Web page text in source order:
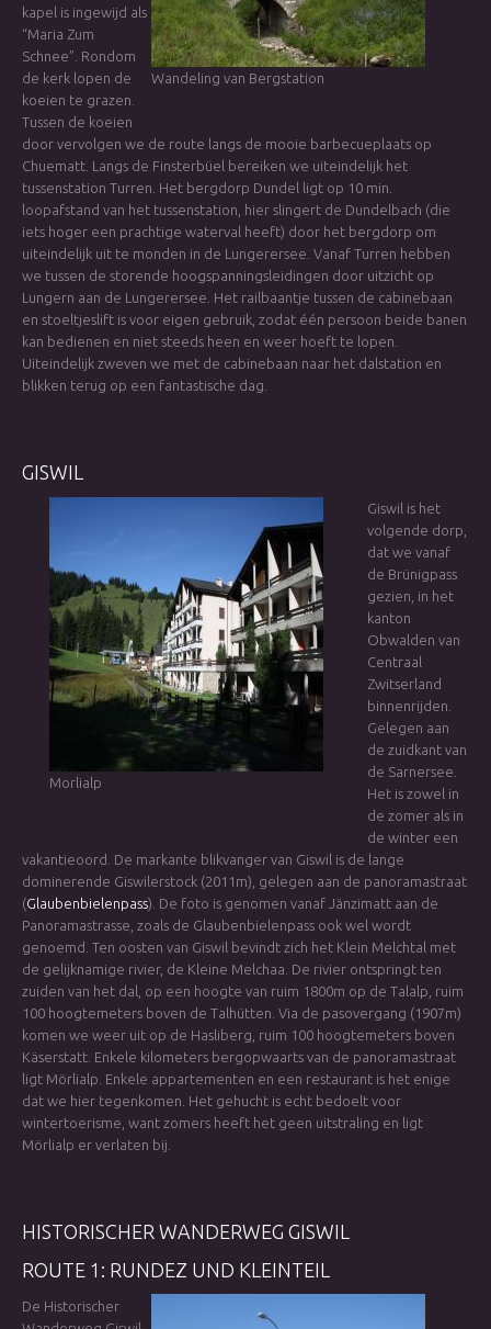
Wandeling van Bergstation
kapel is ingewijd als
“Maria Zum
Schnee”. Rondom
de kerk lopen de
koeien te grazen.
Tussen de koeien
door vervolgen we de route langs de mooie barbecueplaats op
Chuematt. Langs de Finsterbüel bereiken we uiteindelijk het
tussenstation Turren. Het bergdorp Dundel ligt op 10 min.
loopafstand van het tussenstation, hier slingert de Dundelbach (die
iets hoger een prachtige waterval heeft) door het bergdorp om
uiteindelijk uit te monden in de Lungerersee. Vanaf Turren hebben
we tussen de storende hoogspanningsleidingen door uitzicht op
Lungern aan de Lungerersee. Het railbaantje tussen de cabinebaan
en stoeltjeslift is voor eigen gebruik, zodat één persoon beide banen
kan bedienen en niet steeds heen en weer hoeft te lopen.
Uiteindelijk zweven we met de cabinebaan naar het dalstation en
blikken terug op een fantastische dag.
GISWIL
Morlialp
Giswil is het
volgende dorp,
dat we vanaf
de Brünigpass
gezien, in het
kanton
Obwalden van
Centraal
Zwitserland
binnenrijden.
Gelegen aan
de zuidkant van
de Sarnersee.
Het is zowel in
de zomer als in
de winter een
vakantieoord. De markante blikvanger van Giswil is de lange
dominerende Giswilerstock (2011m), gelegen aan de panoramastraat
(Glaubenbielenpass). De foto is genomen vanaf Jänzimatt aan de
Panoramastrasse, zoals de Glaubenbielenpass ook wel wordt
genoemd. Ten oosten van Giswil bevindt zich het Klein Melchtal met
de gelijknamige rivier, de Kleine Melchaa. De rivier ontspringt ten
zuiden van het dal, op een hoogte van ruim 1800m op de Talalp, ruim
100 hoogtemeters boven de Talhütten. Via de pasovergang (1907m)
komen we weer uit op de Hasliberg, ruim 100 hoogtemeters boven
Käserstatt. Enkele kilometers bergopwaarts van de panoramastraat
ligt Mörlialp. Enkele appartementen en een restaurant is het enige
dat we hier tegenkomen. Het gehucht is echt bedoelt voor
wintertoerisme, want zomers heeft het geen uitstraling en ligt
Mörlialp er verlaten bij.
HISTORISCHER WANDERWEG GISWIL
ROUTE 1: RUNDEZ UND KLEINTEIL
De Historischer